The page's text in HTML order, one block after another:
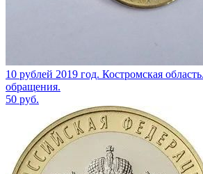
10 рублей 2019 год. Костромская
обращения.
50 руб.